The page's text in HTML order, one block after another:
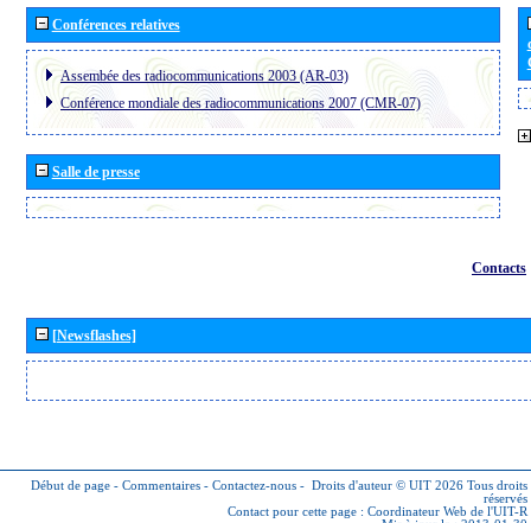
Conférences relatives
Assembée des radiocommunications 2003 (AR-03)
Conférence mondiale des radiocommunications 2007 (CMR-07)
Salle de presse
Contacts
[Newsflashes]
Début de page - Commentaires - Contactez-nous - Droits d'auteur © UIT 2026 Tous droits
réservés
Contact pour cette page : Coordinateur Web de l'UIT-R